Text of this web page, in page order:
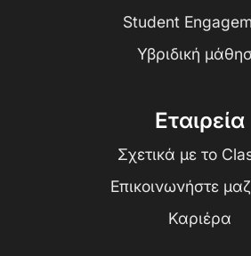
Student
Υβριδική
Εταιρεία
Σχετικά με το
Επικοινωνήστε
Καριέρα